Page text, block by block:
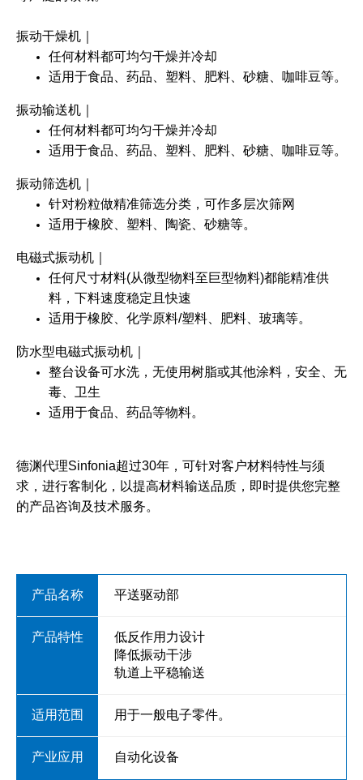
振动干燥机
任何材料都可均匀干燥并冷却
适用于食品、药品、塑料、肥料、砂糖、咖啡豆等。
振动输送机
任何材料都可均匀干燥并冷却
适用于食品、药品、塑料、肥料、砂糖、咖啡豆等。
振动筛选机
针对粉粒做精准筛选分类，可作多层次筛网
适用于橡胶、塑料、陶瓷、砂糖等。
电磁式振动机
任何尺寸材料(从微型物料至巨型物料)都能精准供
料，下料速度稳定且快速
适用于橡胶、化学原料/塑料、肥料、玻璃等。
防水型电磁式振动机
整台设备可水洗，无使用树脂或其他涂料，安全、无
毒、卫生
适用于食品、药品等物料。
德渊代理Sinfonia超过30年，可针对客户材料特性与须
求，进行客制化，以提高材料输送品质，即时提供您完整
的产品咨询及技术服务。
平送驱动部
低反作用力设计
降低振动干涉
轨道上平稳输送
用于一般电子零件。
自动化设备